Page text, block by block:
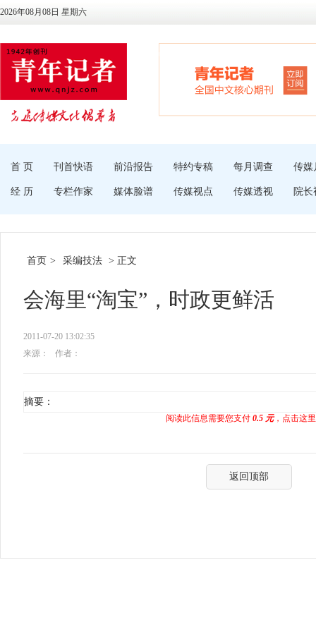
2026年08月08日 星期六
首 页 刊首快语 前沿报告 特约专稿 每月调查 传媒
经 历 专栏作家 媒体脸谱 传媒视点 传媒透视 院长
首页 > 采编技法 > 正文
会海里“淘宝”，时政更鲜活
2011-07-20 13:02:35
来源：
作者：
摘要：
阅读此信息需要您支付 0.5 元，点击这
返回顶部